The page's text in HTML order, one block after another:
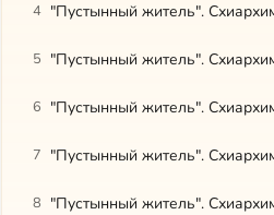
4 "Пустынный житель".
5 "Пустынный житель".
6 "Пустынный житель".
7 "Пустынный житель".
8 "Пустынный житель".